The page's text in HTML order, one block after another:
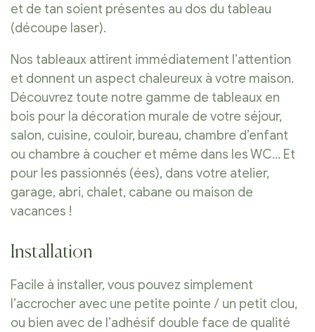
et de tan soient présentes au dos du tableau
(découpe laser).
Nos tableaux attirent immédiatement l’attention
et donnent un aspect chaleureux à votre maison.
Découvrez toute notre gamme de tableaux en
bois pour la décoration murale de votre séjour,
salon, cuisine, couloir, bureau, chambre d’enfant
ou chambre à coucher et même dans les WC… Et
pour les passionnés (ées), dans votre atelier,
garage, abri, chalet, cabane ou maison de
vacances !
Installation
Facile à installer, vous pouvez simplement
l’accrocher avec une petite pointe / un petit clou,
ou bien avec de l’adhésif double face de qualité